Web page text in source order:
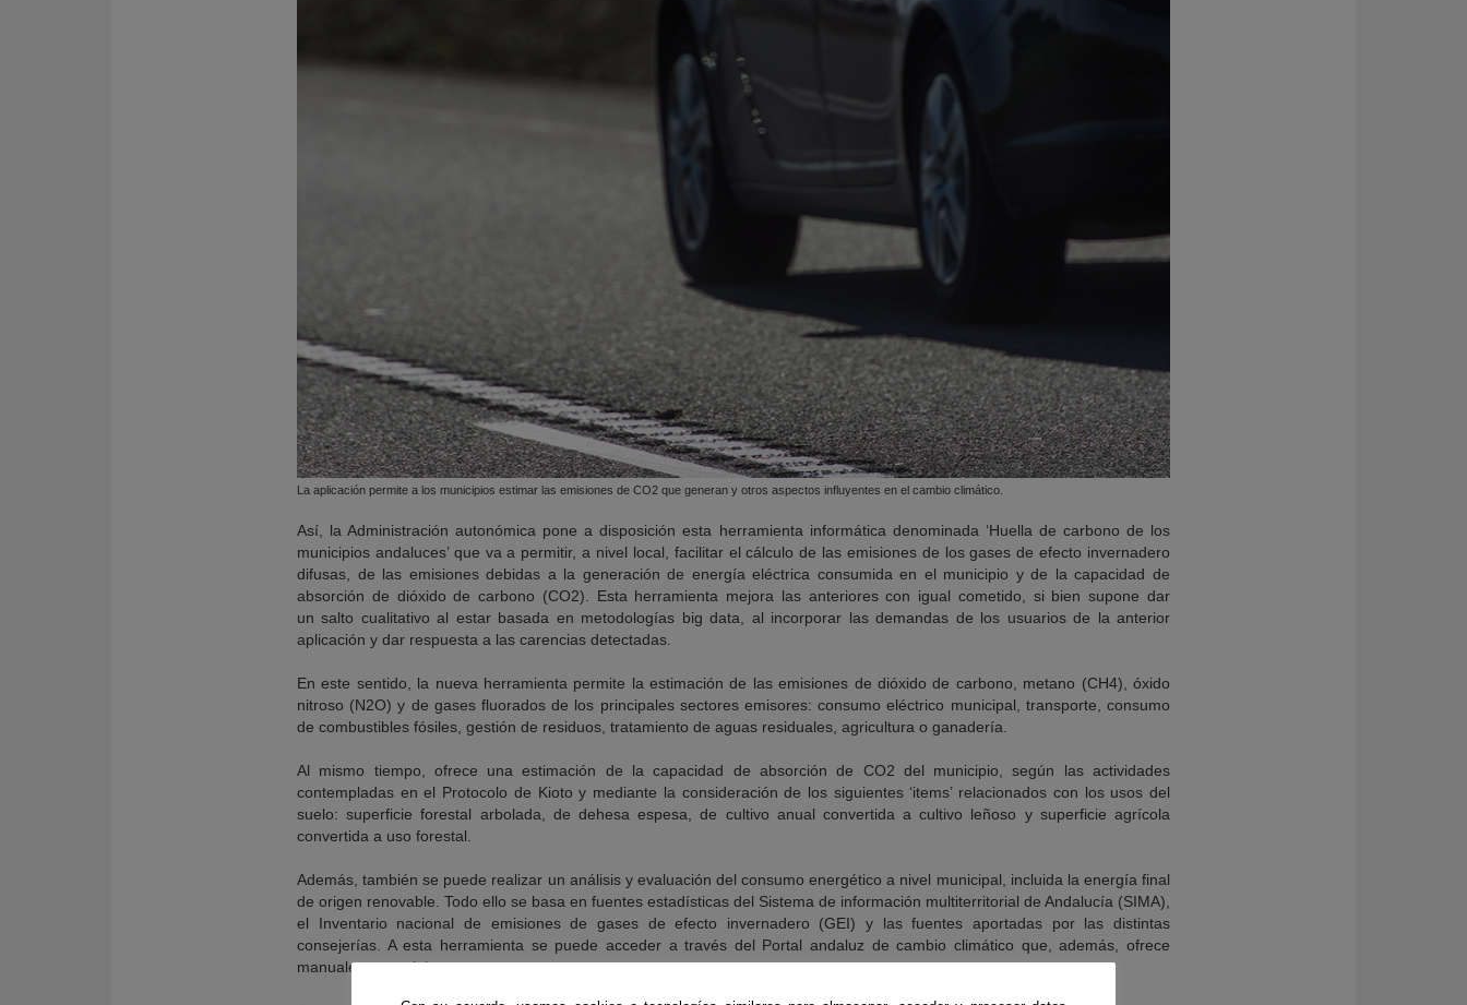
La aplicación permite a los municipios estimar las emisiones de CO2 que generan y otros aspectos influyentes en el cambio climático.
Así, la Administración autonómica pone a disposición esta herramienta informática denominada ‘Huella de carbono de los
municipios andaluces’ que va a permitir, a nivel local, facilitar el cálculo de las emisiones de los gases de efecto invernadero
difusas, de las emisiones debidas a la generación de energía eléctrica consumida en el municipio y de la capacidad de
absorción de dióxido de carbono (CO2). Esta herramienta mejora las anteriores con igual cometido, si bien supone dar
un salto cualitativo al estar basada en metodologías big data, al incorporar las demandas de los usuarios de la anterior
aplicación y dar respuesta a las carencias detectadas.
En este sentido, la nueva herramienta permite la estimación de las emisiones de dióxido de carbono, metano (CH4), óxido
nitroso (N2O) y de gases fluorados de los principales sectores emisores: consumo eléctrico municipal, transporte, consumo
de combustibles fósiles, gestión de residuos, tratamiento de aguas residuales, agricultura o ganadería.
Al mismo tiempo, ofrece una estimación de la capacidad de absorción de CO2 del municipio, según las actividades
contempladas en el Protocolo de Kioto y mediante la consideración de los siguientes ‘items’ relacionados con los usos del
suelo: superficie forestal arbolada, de dehesa espesa, de cultivo anual convertida a cultivo leñoso y superficie agrícola
convertida a uso forestal.
Además, también se puede realizar un análisis y evaluación del consumo energético a nivel municipal, incluida la energía final
de origen renovable. Todo ello se basa en fuentes estadísticas del Sistema de información multiterritorial de Andalucía (SIMA),
el Inventario nacional de emisiones de gases de efecto invernadero (GEI) y las fuentes aportadas por las distintas
consejerías. A esta herramienta se puede acceder a través del Portal andaluz de cambio climático que, además, ofrece
manuales y tutoriales.